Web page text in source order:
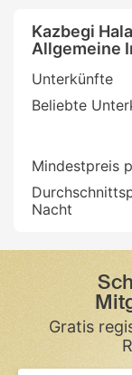
Kazbegi
Allgemeine
Unterkünfte
Beliebte
Mindestpreis
Nacht
Gratis